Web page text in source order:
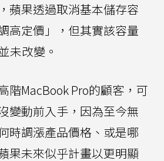
蘋果透過取消基本儲存容
高定價」，但其實該容量
未改變。
階MacBook Pro的顧客，可
變動前入手，因為至今無
時調漲產品價格、或是哪
果未來似乎計畫以更明顯